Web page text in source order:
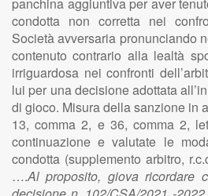
condotta non corretta nei
Società avversaria pronunciando
contenuto contrario alla lealtà
irriguardosa nei confronti
lui per una decisione adottata
di gioco. Misura della sanzione in
13, comma 2, e 36, comma 2,
continuazione e valutate le
condotta (supplemento arbitro,
….Al proposito, giova ricordare